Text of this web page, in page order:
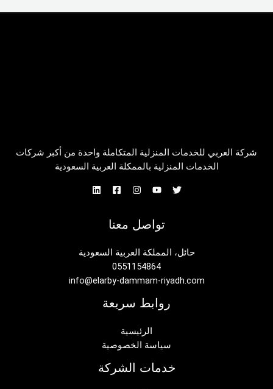
شركة العربي للخدمات المنزلية المتكاملة واحدة من أكبر شركات
الخدمات المنزلية بالممكلة العربية السعودية
تواصل معنا
حائل، المملكة العربية السعودية
0551154864
info@elarby-dammam-riyadh.com
روابط سريعة
الرئيسية
سياسة الخصوصية
خدمات الشركة